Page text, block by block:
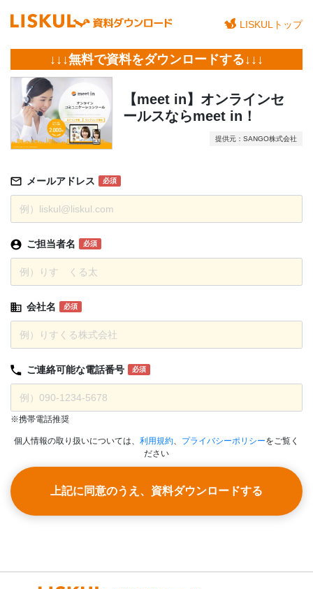
LISKULトップ
↓↓↓無料で資料をダウンロードする↓↓↓
【meet in】オンラインセ
ールスならmeet in！
提供元：SANGO株式会社
メールアドレス 必須
ご担当者名 必須
会社名 必須
ご連絡可能な電話番号 必須
※携帯電話推奨
個人情報の取り扱いについては、 利用規約、 プライバシーポリシーをご覧く
ださい
上記に同意のうえ、資料ダウンロードする